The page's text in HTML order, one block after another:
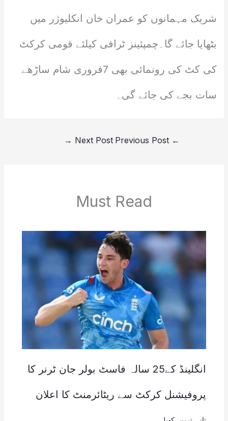
شریک مہمانوں کو عمران خان انکلیوژر میں
بٹھایا جائے گا۔چمپئینز ٹرافی کیلئے قومی کرکٹ
کی کٹ کی رونمائی بھی 7فروری شام ساڑھے
سات بجے کی جائے گی۔
←
Next Post
→
Must Read
انگلینڈ کے25 سالہ فاسٹ بولر جان ٹرنر کا
پروفیشنل کرکٹ سے ریٹائرمنٹ کا اعلان